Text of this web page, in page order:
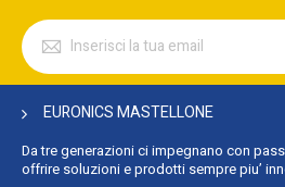
Partenza differita : Sì
Avvio ritardato (min) : 1 h
Partenza ritardata : 24 h
Mezzo carico : Sì
Riconoscimento automatico
Iscriviti
alla
nostra
Newsletter:
EURONICS MASTELLONE
Da tre generazioni ci impegnano con
offrire soluzioni e prodotti sempre piu’